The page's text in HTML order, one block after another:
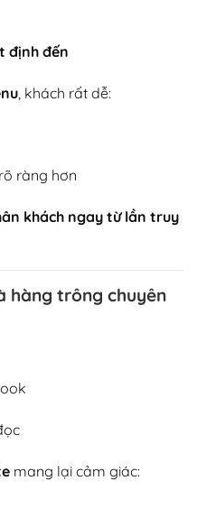
định đến
, khách rất dễ:
ràng hơn
khách ngay từ lần truy
hàng trông chuyên
mang lại cảm giác: